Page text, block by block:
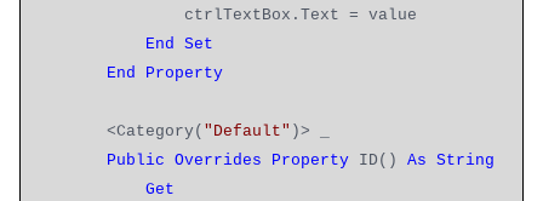
ctrlTextBox.Text = value
End
Set
End
Property
<Category( "Default" )> _
Public
Overrides Property ID()As
String
Get